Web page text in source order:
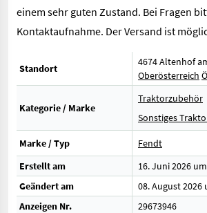
einem sehr guten Zustand. Bei Fragen
Kontaktaufnahme. Der Versand ist
Standort
4674 Altenhof
Oberösterreich
Kategorie / Marke
Traktorzubehör
Sonstiges
Marke / Typ
Fendt
Erstellt am
16. Juni 2026
Geändert am
08. August 2026
Anzeigen Nr.
29673946